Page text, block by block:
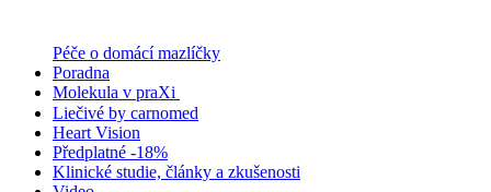
Péče o domácí mazlíčky
Poradna
Molekula v praXi
Liečivé by carnomed
Heart Vision
Předplatné -18%
Klinické studie, články a zkušenosti